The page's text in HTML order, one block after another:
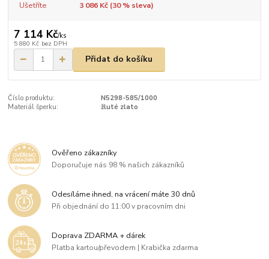
Ušetříte
3 086 Kč (30% sleva)
7 114 Kč/ks
5 880 Kč bez DPH
Přidat do košíku
Číslo produktu:
N5298-585/1000
Materiál šperku:
žluté zlato
Ověřeno zákazníky
Doporučuje nás 98 % našich zákazníků
Odesíláme ihned, na vrácení máte 30 dnů
Při objednání do 11:00 v pracovním dni
Doprava ZDARMA + dárek
Platba kartou/převodem | Krabička zdarma